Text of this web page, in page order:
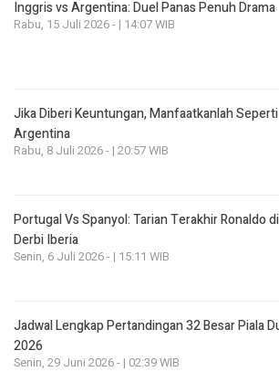
Inggris vs Argentina: Duel Panas Penuh Drama
Rabu, 15 Juli 2026 - | 14:07 WIB
Jika Diberi Keuntungan, Manfaatkanlah Seperti
Argentina
Rabu, 8 Juli 2026 - | 20:57 WIB
Portugal Vs Spanyol: Tarian Terakhir Ronaldo di
Derbi Iberia
Senin, 6 Juli 2026 - | 15:11 WIB
Jadwal Lengkap Pertandingan 32 Besar Piala
2026
Senin, 29 Juni 2026 - | 02:39 WIB